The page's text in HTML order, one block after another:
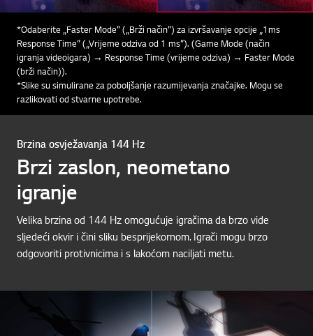
*Odaberite „Faster Mode” („Brži način”) za izvršavanje opcije „1ms
Response Time” („Vrijeme odziva od 1 ms”). (Game Mode (način
igranja videoigara) → Response Time (vrijeme odziva) → Faster Mode
(brži način)).
*Slike su simulirane za poboljšanje razumijevanja značajke. Mogu se
razlikovati od stvarne upotrebe.
Brzina osvježavanja 144 Hz
Brzi zaslon, neometano
igranje
Velika brzina od 144 Hz omogućuje igračima da brzo vide
sljedeći okvir i čini sliku besprijekornom. Igrači mogu brzo
odgovoriti protivnicima i s lakoćom naciljati metu.